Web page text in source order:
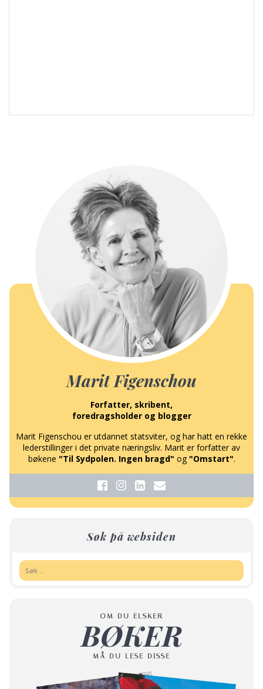
Marit Figenschou
Forfatter, skribent,
foredragsholder og blogger
Marit Figenschou er utdannet statsviter, og har hatt en rekke
lederstillinger i det private næringsliv. Marit er forfatter av
bøkene "Til Sydpolen. Ingen bragd" og "Omstart".
Søk på websiden
OM DU ELSKER
BØKER
MÅ DU LESE DISSE